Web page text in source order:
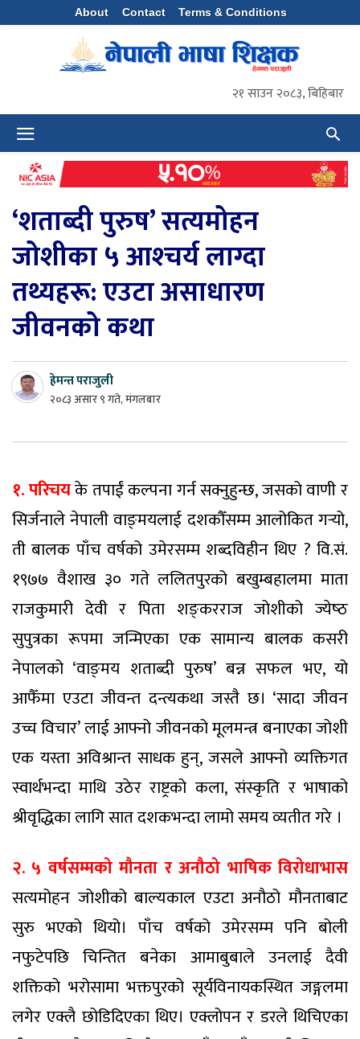
About Contact Terms & Conditions
२१ साउन २०८३, बिहिबार
‘शताब्दी पुरुष’ सत्यमोहन
जोशीका ५ आश्‍चर्य लाग्दा
तथ्यहरू: एउटा असाधारण
जीवनको कथा
हेमन्त पराजुली
२०८३ असार ९ गते, मंगलबार
१. परिचयके तपाईं कल्पना गर्न सक्नुहुन्छ, जसको वाणी र
सिर्जनाले नेपाली वाङ्‍मयलाई दशकौँसम्म आलोकित गर्‍यो,
ती बालक पाँच वर्षको उमेरसम्म शब्दविहीन थिए ? वि.सं.
१९७७ वैशाख ३० गते ललितपुरको बखुम्बहालमा माता
राजकुमारी देवी र पिता शङ्‍करराज जोशीको ज्येष्‍ठ
सुपुत्रका रूपमा जन्मिएका एक सामान्य बालक कसरी
नेपालको ‘वाङ्‍मय शताब्दी पुरुष’ बन्न सफल भए, यो
आफैँमा एउटा जीवन्त दन्त्यकथा जस्तै छ। ‘सादा जीवन
उच्च विचार’ लाई आफ्नो जीवनको मूलमन्त्र बनाएका जोशी
एक यस्ता अविश्रान्त साधक हुन्, जसले आफ्नो व्यक्तिगत
स्वार्थभन्दा माथि उठेर राष्ट्रको कला, संस्कृति र भाषाको
श्रीवृद्धिका लागि सात दशकभन्दा लामो समय व्यतीत गरे ।
२. ५ वर्षसम्मको मौनता र अनौठो भाषिक विरोधाभास
सत्यमोहन जोशीको बाल्यकाल एउटा अनौठो मौनताबाट
सुरु भएको थियो। पाँच वर्षको उमेरसम्म पनि बोली
नफुटेपछि चिन्तित बनेका आमाबुबाले उनलाई दैवी
शक्तिको भरोसामा भक्तपुरको सूर्यविनायकस्थित जङ्गलमा
लगेर एक्लै छोडिदिएका थिए। एक्लोपन र डरले थिचिएका